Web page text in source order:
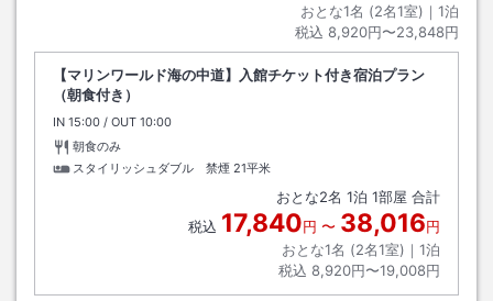
おとな1名 (2名1室)｜ 1泊
税込 8,920円〜23,848円
【マリンワールド海の中道】入館チケット付き宿泊プラン
（朝食付き）
IN チェックイン
15:00 / OUT チェックアウト
10:00
朝食のみ
スタイリッシュダブル 禁煙 21平米
おとな2名 1泊 1部屋 合計
税込 17,840円 〜 38,016円
おとな1名 (2名1室)｜ 1泊
税込 8,920円〜19,008円